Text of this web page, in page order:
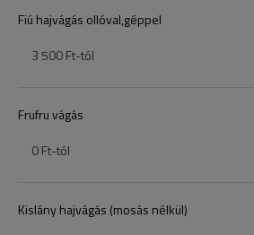
Fiú hajvágás ollóval,géppel
3 500 Ft-tól
Frufru vágás
0 Ft-tól
Kislány hajvágás (mosás nélkül)